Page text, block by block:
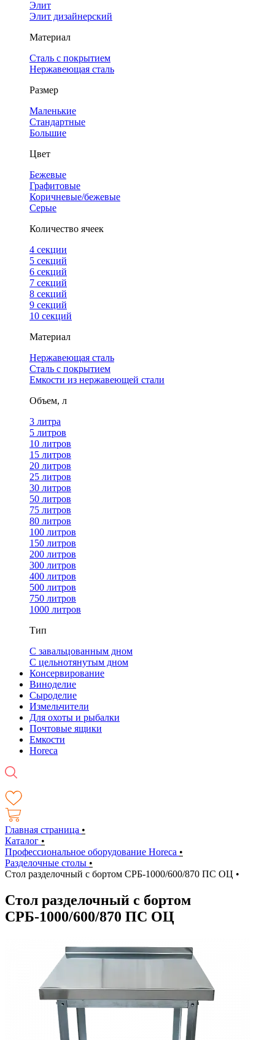
Элит
Элит дизайнерский
Материал
Сталь с покрытием
Нержавеющая сталь
Размер
Маленькие
Стандартные
Большие
Цвет
Бежевые
Графитовые
Коричневые/бежевые
Серые
Количество ячеек
4 cекции
5 секций
6 секций
7 секций
8 секций
9 секций
10 секций
Материал
Нержавеющая сталь
Сталь с покрытием
Емкости из нержавеющей стали
Объем, л
3 литра
5 литров
10 литров
15 литров
20 литров
25 литров
30 литров
50 литров
75 литров
80 литров
100 литров
150 литров
200 литров
300 литров
400 литров
500 литров
750 литров
1000 литров
Тип
С завальцованным дном
С цельнотянутым дном
Консервирование
Виноделие
Сыроделие
Измельчители
Для охоты и рыбалки
Почтовые ящики
Емкости
Horeca
Главная страница •
Каталог •
Профессиональное оборудование Horeca •
Разделочные столы •
Стол разделочный с бортом СРБ-1000/600/870 ПС ОЦ •
Стол разделочный с бортом
СРБ-1000/600/870 ПС ОЦ